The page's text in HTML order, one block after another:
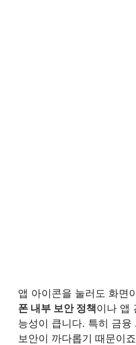
앱 아이콘을 눌러도 화면
폰 내부 보안 정책이나 앱
능성이 큽니다. 특히 금
보안이 까다롭기 때문이